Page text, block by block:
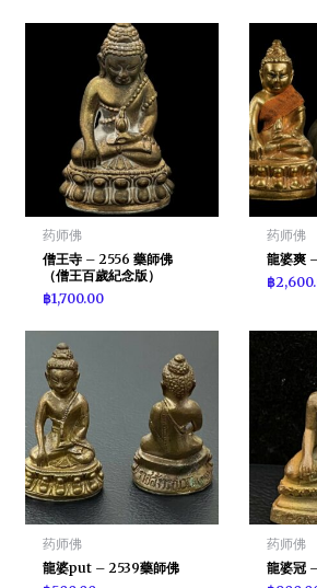
药师佛
僧王寺 – 2556 藥師佛
（僧王百歲紀念版）
฿1,700.00
药师佛
龍婆爽
฿
药师佛
龍婆put – 2539藥師佛
药师佛
龍婆冠